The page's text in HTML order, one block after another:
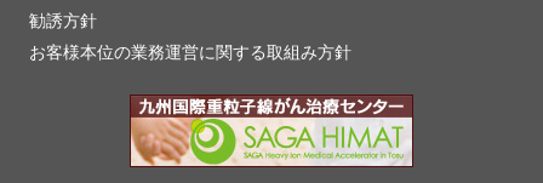
勧誘方針
お客様本位の業務運営に関する取組み方針